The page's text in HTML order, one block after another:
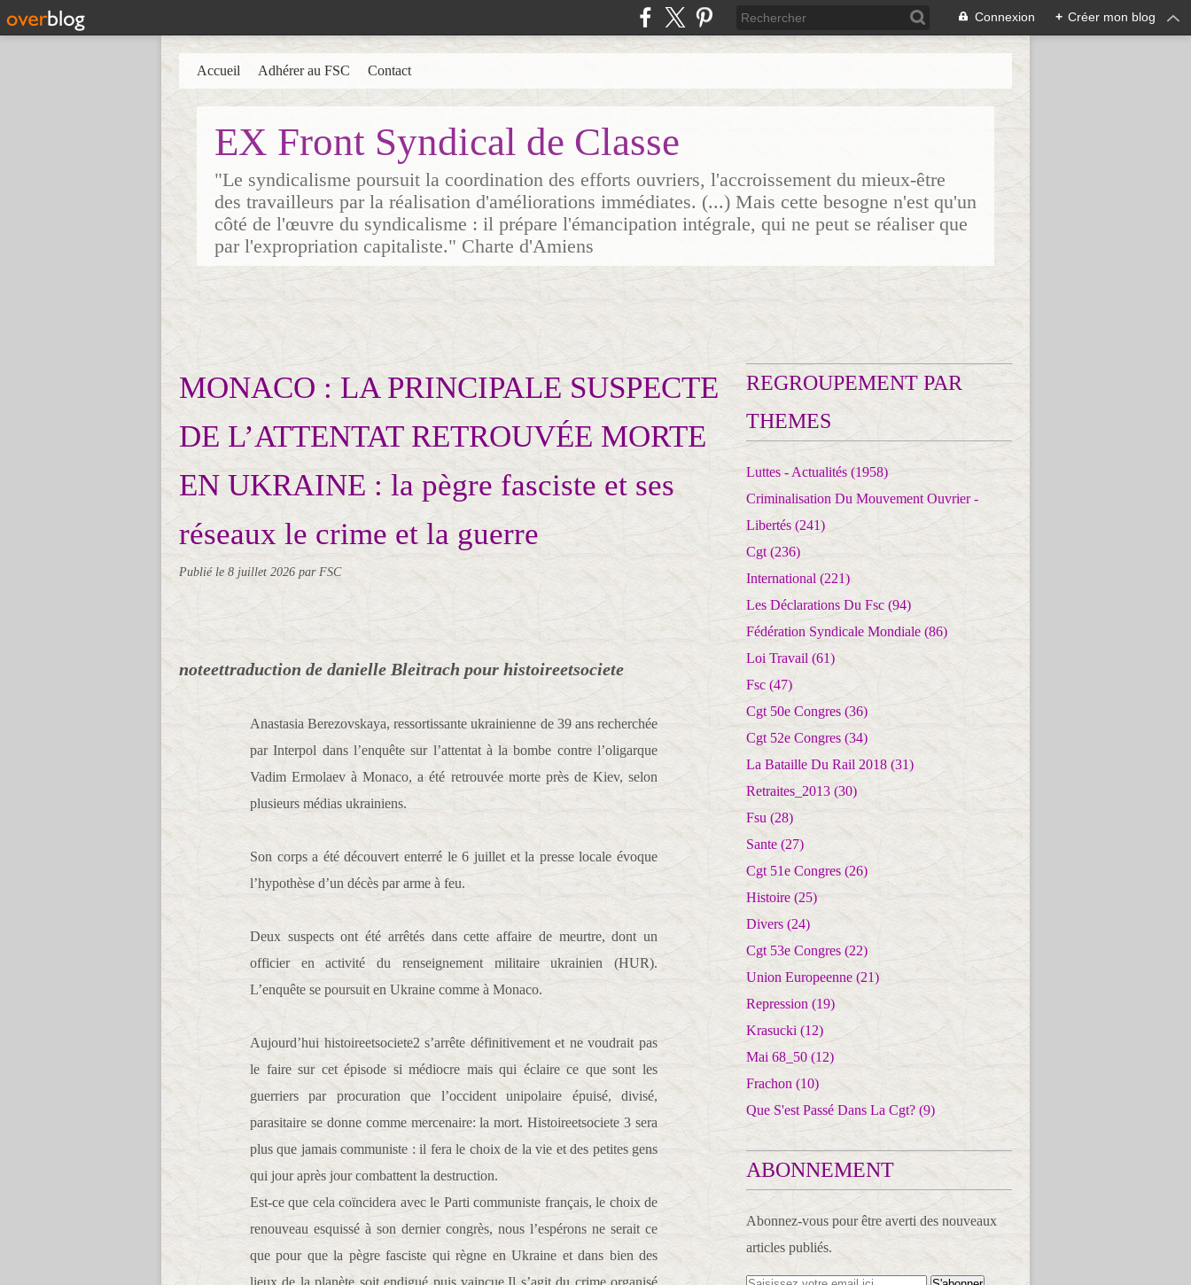
Connexion + Créer mon blog
EX Front Syndical de Classe
"Le syndicalisme poursuit la coordination des efforts ouvriers, l'accroissement du mieux-être
des travailleurs par la réalisation d'améliorations immédiates. (...) Mais cette besogne n'est qu'un
côté de l'œuvre du syndicalisme : il prépare l'émancipation intégrale, qui ne peut se réaliser que
par l'expropriation capitaliste." Charte d'Amiens
Accueil Adhérer au FSC Contact
MONACO : LA PRINCIPALE SUSPECTE
DE L’ATTENTAT RETROUVÉE MORTE
EN UKRAINE : la pègre fasciste et ses
réseaux le crime et la guerre
Publié le 8 juillet 2026 par FSC
noteettraduction de danielle Bleitrach pour histoireetsociete
Anastasia Berezovskaya, ressortissante ukrainienne de 39 ans recherchée
par Interpol dans l’enquête sur l’attentat à la bombe contre l’oligarque
Vadim Ermolaev à Monaco, a été retrouvée morte près de Kiev, selon
plusieurs médias ukrainiens.
Son corps a été découvert enterré le 6 juillet et la presse locale évoque
l’hypothèse d’un décès par arme à feu.
Deux suspects ont été arrêtés dans cette affaire de meurtre, dont un
officier en activité du renseignement militaire ukrainien (HUR).
L’enquête se poursuit en Ukraine comme à Monaco.
Aujourd’hui histoireetsociete2 s’arrête définitivement et ne voudrait pas
le faire sur cet épisode si médiocre mais qui éclaire ce que sont les
guerriers par procuration que l’occident unipolaire épuisé, divisé,
parasitaire se donne comme mercenaire: la mort. Histoireetsociete 3 sera
plus que jamais communiste : il fera le choix de la vie et des petites gens
qui jour après jour combattent la destruction.
Est-ce que cela coïncidera avec le Parti communiste français, le choix de
renouveau esquissé à son dernier congrès, nous l’espérons ne serait ce
que pour que la pègre fasciste qui règne en Ukraine et dans bien des
lieux de la planète soit endigué puis vaincue.Il s’agit du crime organisé
REGROUPEMENT PAR
THEMES
Luttes - Actualités (1958)
Criminalisation Du Mouvement Ouvrier -
Libertés (241)
Cgt (236)
International (221)
Les Déclarations Du Fsc (94)
Fédération Syndicale Mondiale (86)
Loi Travail (61)
Fsc (47)
Cgt 50e Congres (36)
Cgt 52e Congres (34)
La Bataille Du Rail 2018 (31)
Retraites_2013 (30)
Fsu (28)
Sante (27)
Cgt 51e Congres (26)
Histoire (25)
Divers (24)
Cgt 53e Congres (22)
Union Europeenne (21)
Repression (19)
Krasucki (12)
Mai 68_50 (12)
Frachon (10)
Que S'est Passé Dans La Cgt? (9)
ABONNEMENT
Abonnez-vous pour être averti des nouveaux
articles publiés.